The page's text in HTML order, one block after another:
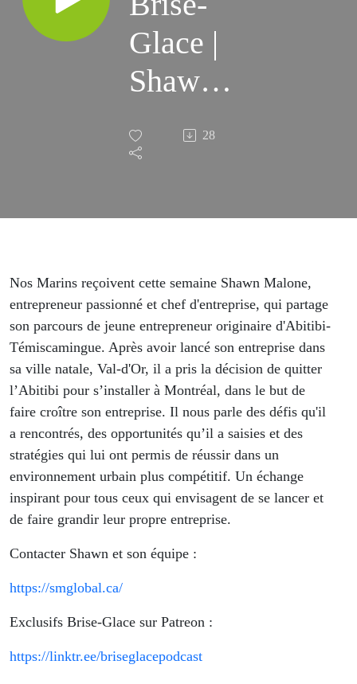
Glace |
Shawn
Malone
| #119
28
Nos Marins reçoivent cette semaine Shawn Malone,
entrepreneur passionné et chef d'entreprise, qui partage
son parcours de jeune entrepreneur originaire d'Abitibi-
Témiscamingue. Après avoir lancé son entreprise dans
sa ville natale, Val-d'Or, il a pris la décision de quitter
l’Abitibi pour s’installer à Montréal, dans le but de
faire croître son entreprise. Il nous parle des défis qu'il
a rencontrés, des opportunités qu’il a saisies et des
stratégies qui lui ont permis de réussir dans un
environnement urbain plus compétitif. Un échange
inspirant pour tous ceux qui envisagent de se lancer et
de faire grandir leur propre entreprise.
Contacter Shawn et son équipe :
https://smglobal.ca/
Exclusifs Brise-Glace sur Patreon :
https://linktr.ee/briseglacepodcast